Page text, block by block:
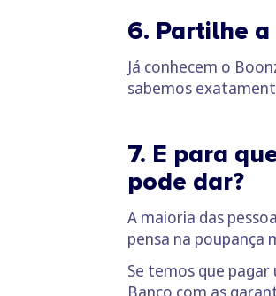
6. Partilhe
Já conhecem o
sabemos
7. E para
pode dar?
A maioria das
pensa na poupança
Se temos que
Banco com as